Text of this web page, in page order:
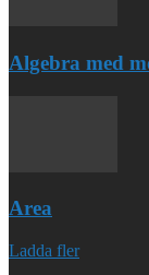
Algebra med
Area
Ladda fler